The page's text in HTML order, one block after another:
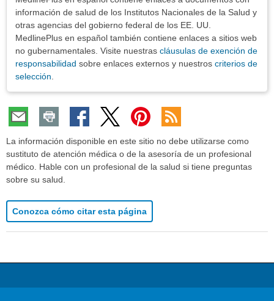
información de salud de los Institutos Nacionales de la Salud y
otras agencias del gobierno federal de los EE. UU.
MedlinePlus en español también contiene enlaces a sitios web
no gubernamentales. Visite nuestras cláusulas de exención de
responsabilidad sobre enlaces externos y nuestros criterios de
selección.
La información disponible en este sitio no debe utilizarse como
sustituto de atención médica o de la asesoría de un profesional
médico. Hable con un profesional de la salud si tiene preguntas
sobre su salud.
Conozca cómo citar esta página